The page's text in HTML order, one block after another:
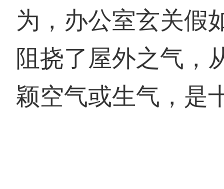
为，办公室玄关假
阻挠了屋外之气，
颖空气或生气，是